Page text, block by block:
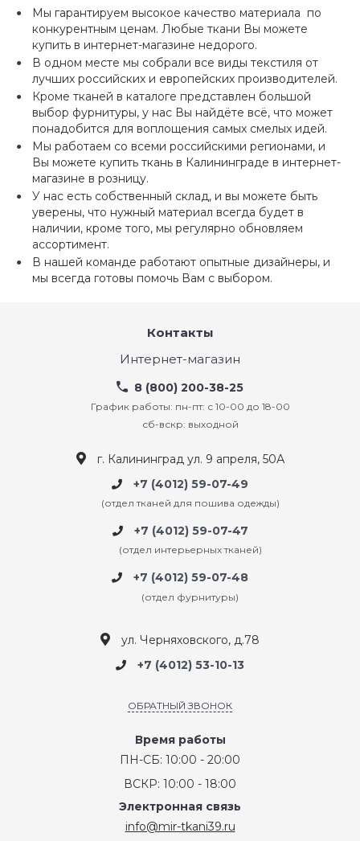
Мы гарантируем высокое качество материала по
конкурентным ценам. Любые ткани Вы можете
купить в интернет-магазине недорого.
В одном месте мы собрали все виды текстиля от
лучших российских и европейских производителей.
Кроме тканей в каталоге представлен большой
выбор фурнитуры, у нас Вы найдёте всё, что может
понадобится для воплощения самых смелых идей.
Мы работаем со всеми российскими регионами, и
Вы можете купить ткань в Калининграде в интернет-
магазине в розницу.
У нас есть собственный склад, и вы можете быть
уверены, что нужный материал всегда будет в
наличии, кроме того, мы регулярно обновляем
ассортимент.
В нашей команде работают опытные дизайнеры, и
мы всегда готовы помочь Вам с выбором.
Контакты
Интернет-магазин
8 (800) 200-38-25
График работы: пн-пт: с 10-00 до 18-00
сб-вскр: выходной
г. Калининград ул. 9 апреля, 50А
+7 (4012) 59-07-49
(отдел тканей для пошива одежды)
+7 (4012) 59-07-47
(отдел интерьерных тканей)
+7 (4012) 59-07-48
(отдел фурнитуры)
ул. Черняховского, д.78
+7 (4012) 53-10-13
ОБРАТНЫЙ ЗВОНОК
Время работы
ПН-СБ: 10:00 - 20:00
ВСКР: 10:00 - 18:00
Электронная связь
info@mir-tkani39.ru